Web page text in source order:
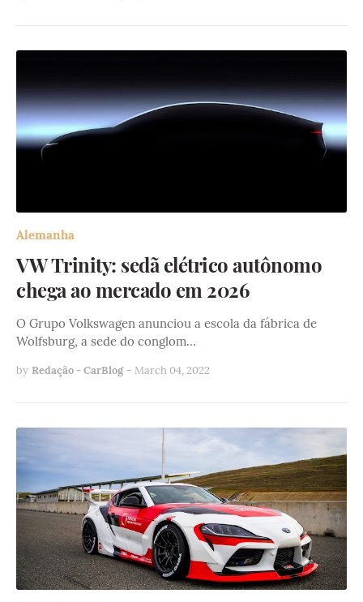
Alemanha
VW Trinity: sedã elétrico autônomo
chega ao mercado em 2026
O Grupo Volkswagen anunciou a escola da fábrica de
Wolfsburg, a sede do conglom…
by Redação - CarBlog - March 04, 2022